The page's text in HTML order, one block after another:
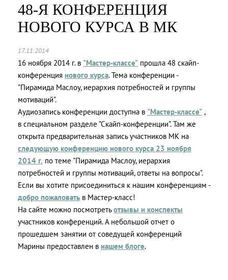
48-Я КОНФЕРЕНЦИЯ
НОВОГО КУРСА В МК
17.11.2014
16 ноября 2014 г. в "Мастер-классе" прошла 48 скайп-
конференция нового курса. Тема конференции -
"Пирамида Маслоу, иерархия потребностей и группы
мотиваций".
Аудиозапись конференции доступна в "Мастер-классе" ,
в специальном разделе "Скайп-конференции". Там же
открыта предварительная запись участников МК на
следующую конференцию нового курса 23 ноября
2014 г. по теме "Пирамида Маслоу, иерархия
потребностей и группы мотиваций, ответы на вопросы".
Если вы хотите присоединиться к нашим конференциям -
добро пожаловать в Мастер-класс!
На сайте можно посмотретьотзывы и конспекты
участников конференций. А небольшой отчет о
прошедшем занятии от соведущей конференций
Марины предоставлен в нашем блоге.